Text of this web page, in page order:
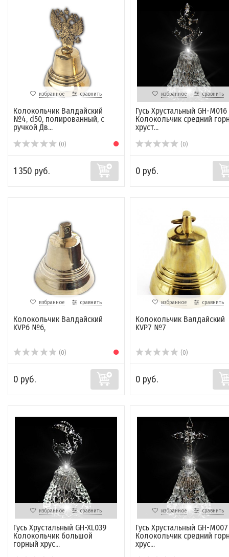
избранное сравнить
Колокольчик Валдайский
№4, d50, полированный, с
ручкой Дв...
(0)
1 350 руб.
избранное сравнить
Гусь Хрустальный GH-M016
Колокольчик средний
хруст...
(0)
0 руб.
избранное сравнить
Колокольчик Валдайский
KVP6 №6,
(0)
0 руб.
избранное сравнить
Колокольчик Валдайский
KVP7 №7
(0)
0 руб.
избранное сравнить
Гусь Хрустальный GH-XL039
Колокольчик большой
горный хрус...
избранное сравнить
Гусь Хрустальный GH-M007
Колокольчик средний
хрус...